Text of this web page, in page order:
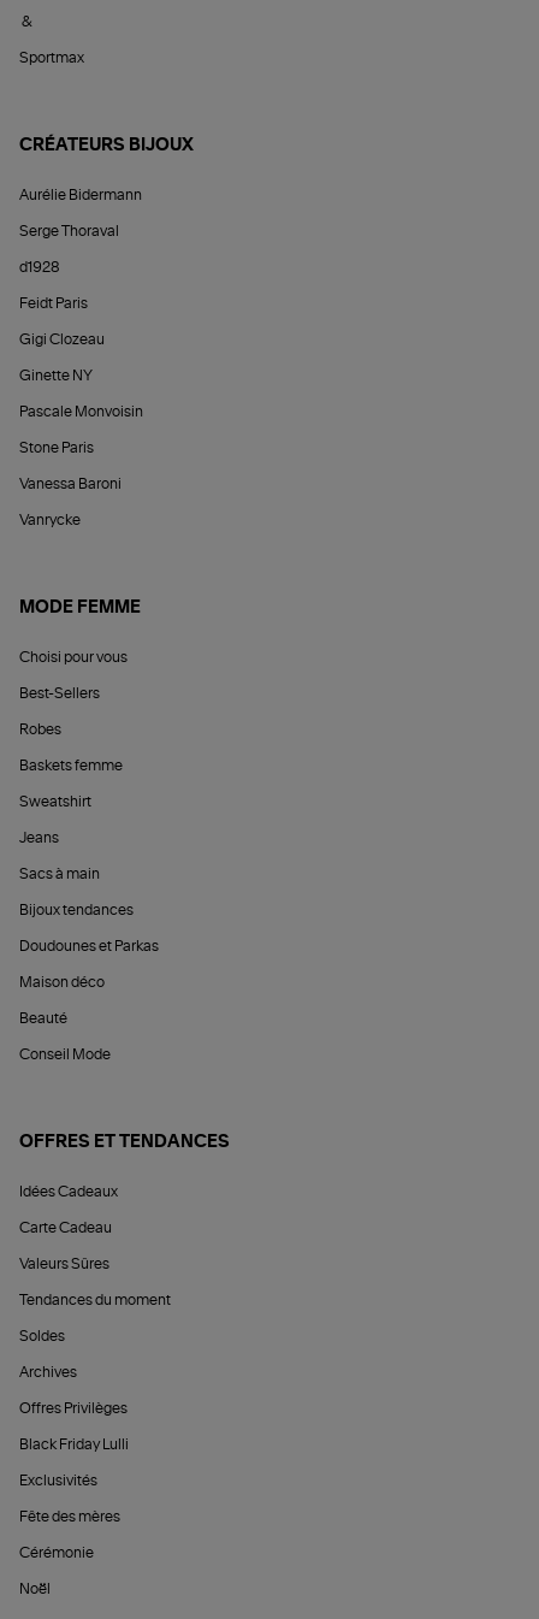
&
Sportmax
CRÉATEURS BIJOUX
Aurélie Bidermann
Serge Thoraval
d1928
Feidt Paris
Gigi Clozeau
Ginette NY
Pascale Monvoisin
Stone Paris
Vanessa Baroni
Vanrycke
MODE FEMME
Choisi pour vous
Best-Sellers
Robes
Baskets femme
Sweatshirt
Jeans
Sacs à main
Bijoux tendances
Doudounes et Parkas
Maison déco
Beauté
Conseil Mode
OFFRES ET TENDANCES
Idées Cadeaux
Carte Cadeau
Valeurs Sûres
Tendances du moment
Soldes
Archives
Offres Privilèges
Black Friday Lulli
Exclusivités
Fête des mères
Cérémonie
Noël